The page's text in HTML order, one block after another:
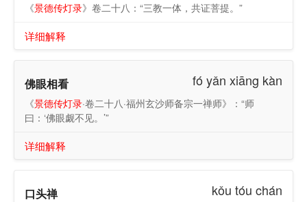
《景德传灯录》卷二十八：“三教一体，共证菩提。”
详细解释
佛眼相看 fó yǎn xiāng kàn
《景德传灯录·卷二十八·福州玄沙师备宗一禅师》：“师
曰：‘佛眼觑不见。’”
详细解释
口头禅 kǒu tóu chán